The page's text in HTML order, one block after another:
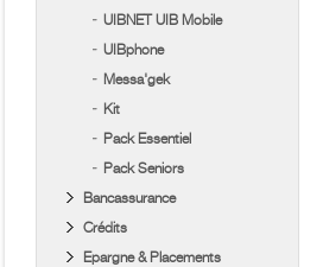
UIBNET UIB Mobile
UIBphone
Messa'gek
Kit
Pack Essentiel
Pack Seniors
Bancassurance
Crédits
Epargne & Placements